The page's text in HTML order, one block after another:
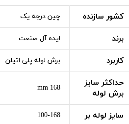
کشور سازنده چین درجه یک
برند ایده آل صنعت
کاربرد برش لوله پلی اتیلن
حداکثر سایز
برش لوله
168 mm
سایز لوله بر 100-168